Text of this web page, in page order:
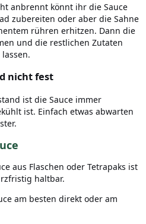
anbrennt könnt ihr die Sauce
zubereiten oder aber die Sahne
rühren erhitzen. Dann die
und die restlichen Zutaten
nicht fest
ist die Sauce immer
ist. Einfach etwas abwarten
aus Flaschen oder Tetrapaks ist
haltbar.
am besten direkt oder am